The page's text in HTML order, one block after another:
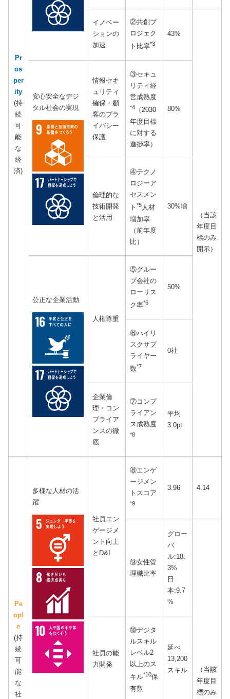
Pr
os
per
ity
(持
続
可
能
な
経
済)
イノベー
ションの
加速
②共創プ
ロジェク
ト比率*3
43%
（当該
年度目
標のみ
開示）
安心安全なデジ
タル社会の実現
情報セキ
ュリティ
確保・顧
客のプラ
イバシー
保護
③セキュ
リティ経
営成熟度
*4
（2030
年度目標
に対する
進捗率）
80%
倫理的な
技術開発
と活用
④テクノ
ロジーア
セスメン
ト *5人材
増加率
（前年度
比）
30%増
公正な企業活動
人権尊重
⑤グルー
プ会社の
ローリス
ク率*6
50%
⑥ハイリ
スクサプ
ライヤー
数*7
0社
企業倫
理・コン
プライア
ンスの徹
底
⑦コンプ
ライアン
ス成熟度
*8
平均
3.0pt
Pe
opl
e
(持
続
可
能
な
社
多様な人材の活
躍
社員エン
ゲージメ
ント向上
とD&I
⑧エンゲ
ージメン
トスコア
*9
3.96 4.14
⑨女性管
理職比率
グロー
バ
ル:18.
3%
日
本:9.7
%
（当該
年度目
標のみ
社員の能
力開発
⑩デジタ
ルスキル
レベル2
以上のス
キル*10保
有数
延べ
13,200
スキル